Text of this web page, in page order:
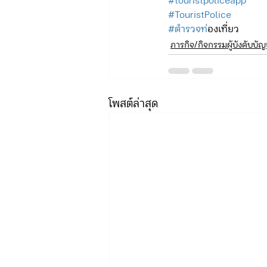
#TouristPolice
#ตำรวจท่องเที่ยว
ภารกิจ/กิจกรรมผู้บังคับบัญ
โพสต์ล่าสุด